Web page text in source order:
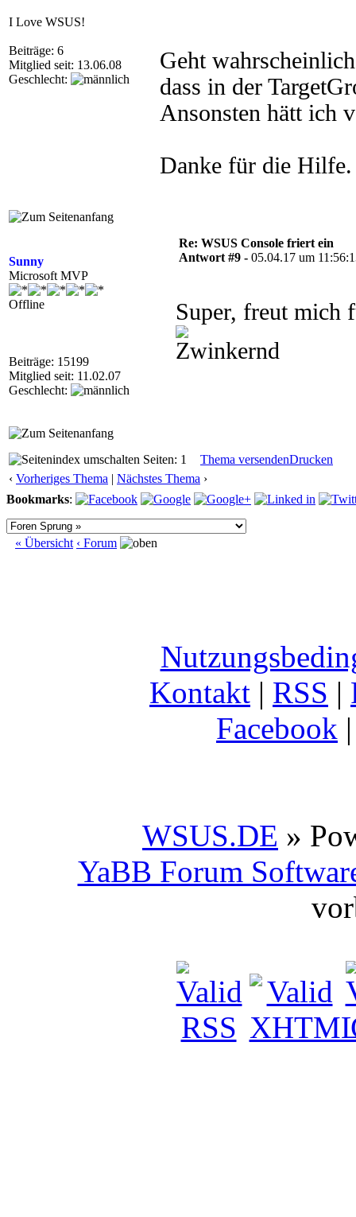
I Love WSUS!
Beiträge: 6
Mitglied seit: 13.06.08
Geschlecht:
Geht
dass in der
Ansonsten hätt ich
Danke für die Hilfe.
Sunny
Microsoft MVP
Offline
Beiträge: 15199
Mitglied seit: 11.02.07
Geschlecht:
Re: WSUS Console friert ein
Antwort #9 - 05.04.17 um
Super, freut mich
Seiten: 1 Thema versendenDrucken
‹ Vorheriges Thema | Nächstes Thema ›
Bookmarks:
« Übersicht ‹ Forum
Kontakt | RSS |
Facebook
WSUS.DE »
YaBB Forum